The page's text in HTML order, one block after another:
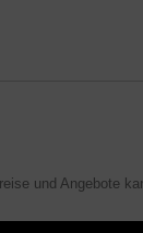
Alternativ
und Angebote